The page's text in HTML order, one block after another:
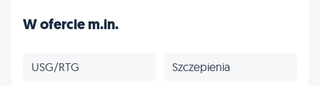
W ofercie m.in.
USG/RTG Szczepienia